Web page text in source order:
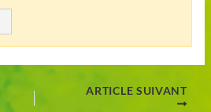
ARTICLE SUIVANT